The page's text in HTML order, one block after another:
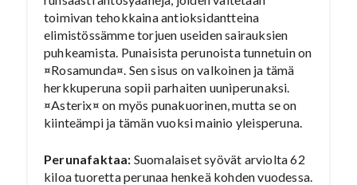
toimivan tehokkaina antioksidantteina
elimistössämme torjuen useiden sairauksien
puhkeamista. Punaisista perunoista tunnetuin on
¤Rosamunda¤. Sen sisus on valkoinen ja tämä
herkkuperuna sopii parhaiten uuniperunaksi.
¤Asterix¤ on myös punakuorinen, mutta se on
kiinteämpi ja tämän vuoksi mainio yleisperuna.
Perunafaktaa: Suomalaiset syövät arviolta 62
kiloa tuoretta perunaa henkeä kohden vuodessa.